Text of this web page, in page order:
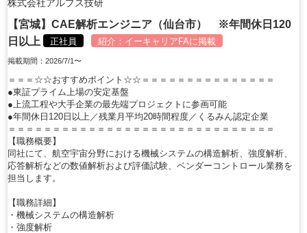
株式会社アルプス技研
【宮城】CAE解析エンジニア（仙台市） ※年間休日120
日以上
正社員 紹介： イーキャリアFAに掲載
掲載期間：2026/7/1〜
＝＝＝☆☆おすすめポイント☆☆＝＝＝＝＝＝＝＝＝＝＝＝＝＝＝
●東証プライム上場の安定基盤
●上流工程や大手企業の最先端プロジェクトに参画可能
●年間休日120日以上／残業月平均20時間程度／くるみん認定企業
＝＝＝＝＝＝＝＝＝＝＝＝＝＝＝＝＝＝＝＝＝＝＝＝＝＝＝＝＝＝
【職務概要】
同社にて、航空宇宙分野における機械システムの構造解析、強度解析、
応答解析などの数値解析および評価試験、ベンダーコントロール業務を
担当します。
【職務詳細】
・機械システムの構造解析
・強度解析